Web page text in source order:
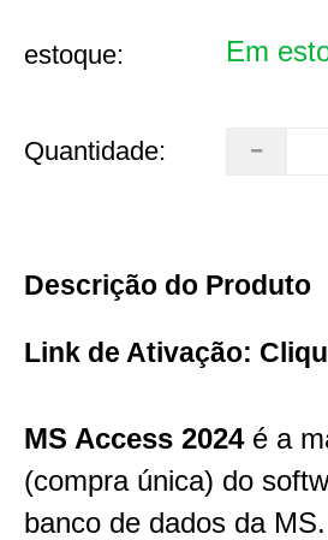
estoque: Em
Quantidade:
Descrição do Produto
Link de Ativação:
MS Access 2024é a
(compra única) do
banco de dados da